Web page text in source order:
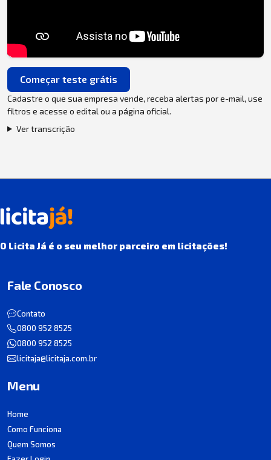
Começar teste grátis
Cadastre o que sua empresa vende, receba alertas por e-mail, use
filtros e acesse o edital ou a página oficial.
Ver transcrição
O Licita Já é o seu melhor parceiro em licitações!
Fale Conosco
Contato
0800 952 8525
0800 952 8525
licitaja@licitaja.com.br
Menu
Home
Como Funciona
Quem Somos